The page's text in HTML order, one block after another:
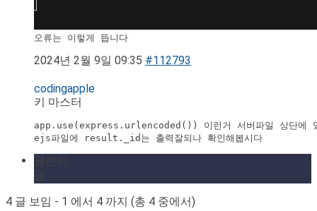
오류는 이렇게 뜹니다
2024년 2월 9일 09:35 #112793
codingapple
키 마스터
app.use(express.urlencoded()) 이런거 서버파일 상단에
ejs파일에 result._id는 출력잘되나 확인해봅시다
4 글 보임 - 1 에서 4 까지 (총 4 중에서)